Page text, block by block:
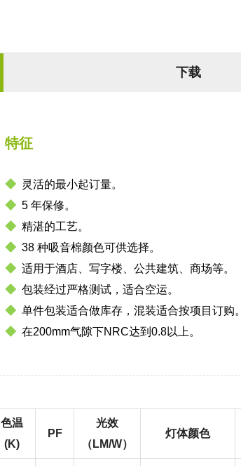
下载
特征
◆灵活的最小起订量。
◆5 年保修。
◆精湛的工艺。
◆38 种吸音棉颜色可供选择。
◆适用于酒店、写字楼、公共建筑、商场等。
◆包装经过严格测试，适合空运。
◆单件包装适合做库存，混装适合按项目订购。
◆在200mm气隙下NRC达到0.8以上。
色温
(K)
PF
光效
（LM/W）
灯体颜色